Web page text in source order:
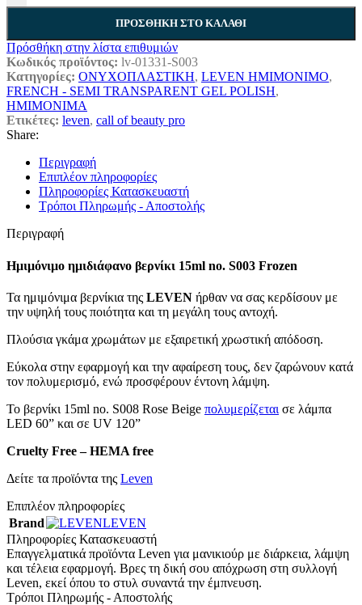
ΠΡΟΣΘΉΚΗ ΣΤΟ ΚΑΛΆΘΙ
Πρόσθήκη στην λίστα επιθυμιών
Κωδικός προϊόντος: lv-01331-S003
Κατηγορίες: ΟΝΥΧΟΠΛΑΣΤΙΚΗ, LEVEN ΗΜΙΜΟΝΙΜΟ,
FRENCH - SEMI TRANSPARENT GEL POLISH,
ΗΜΙΜΟΝΙΜΑ
Ετικέτες: leven, call of beauty pro
Share:
Περιγραφή
Επιπλέον πληροφορίες
Πληροφορίες Κατασκευαστή
Τρόποι Πληρωμής - Αποστολής
Περιγραφή
Ημιμόνιμο ημιδιάφανο βερνίκι 15ml no. S003 Frozen
Τα ημιμόνιμα βερνίκια της LEVEN ήρθαν να σας κερδίσουν με
την υψηλή τους ποιότητα και τη μεγάλη τους αντοχή.
Πλούσια γκάμα χρωμάτων με εξαιρετική χρωστική απόδοση.
Εύκολα στην εφαρμογή και την αφαίρεση τους, δεν ζαρώνουν κατά
τον πολυμερισμό, ενώ προσφέρουν έντονη λάμψη.
To βερνίκι 15ml no. S008 Rose Beige πολυμερίζεται σε λάμπα
LED 60” και σε UV 120”
Cruelty Free – HEMA free
Δείτε τα προϊόντα της Leven
Επιπλέον πληροφορίες
Brand
LEVEN
Πληροφορίες Κατασκευαστή
Επαγγελματικά προϊόντα Leven για μανικιούρ με διάρκεια, λάμψη
και τέλεια εφαρμογή. Βρες τη δική σου απόχρωση στη συλλογή
Leven, εκεί όπου το στυλ συναντά την έμπνευση.
Τρόποι Πληρωμής - Αποστολής